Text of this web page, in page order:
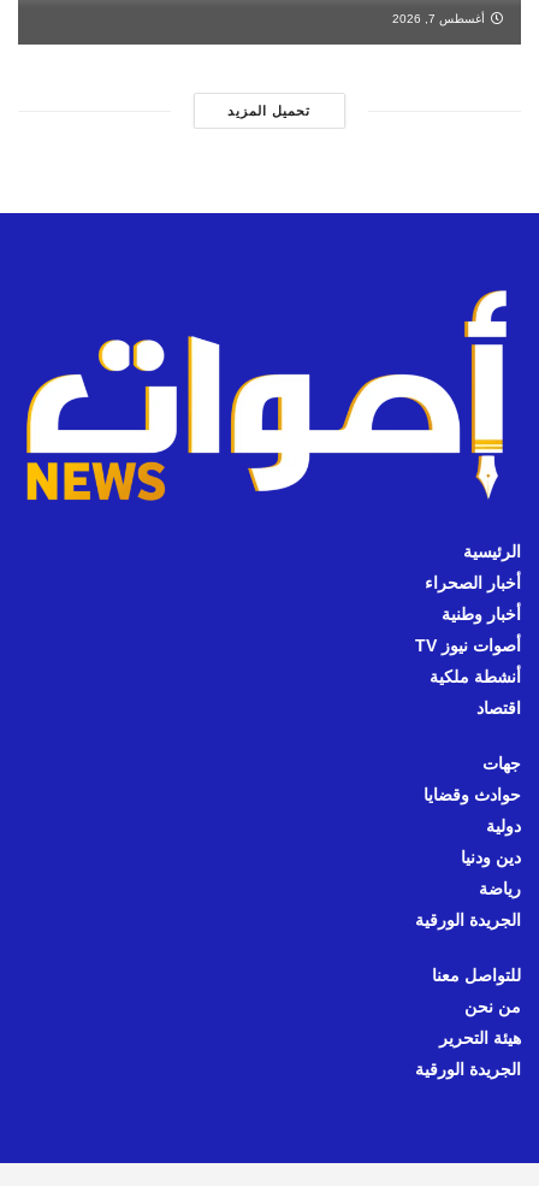
أغسطس 7, 2026
تحميل المزيد
الرئيسية
أخبار الصحراء
أخبار وطنية
أصوات نيوز TV
أنشطة ملكية
اقتصاد
جهات
حوادث وقضايا
دولية
دين ودنيا
رياضة
الجريدة الورقية
للتواصل معنا
من نحن
هيئة التحرير
الجريدة الورقية